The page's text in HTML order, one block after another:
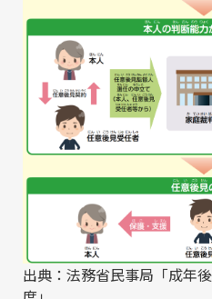
出典：法務省民事局「成年